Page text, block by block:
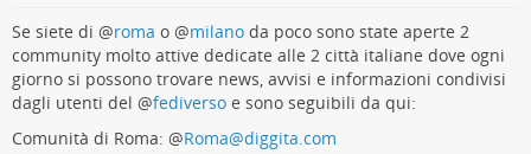
@giornalismo
Real Volpe (@VolpeReal) on X
Differenza tra notizia data bene e notizia data male solo per attirare click
Se siete di @roma o @milano da poco sono state aperte 2
community molto attive dedicate alle 2 città italiane dove ogni
giorno si possono trovare news, avvisi e informazioni condivisi
dagli utenti del @fediverso e sono seguibili da qui:
Comunità di Roma: @Roma@diggita.com